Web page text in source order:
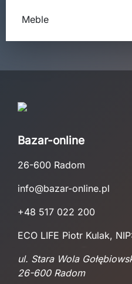
Meble
Bazar-online
26-600 Radom
info@bazar-online.pl
+48 517 022 200
ECO LIFE Piotr Kulak,
ul. Stara Wola
26-600 Radom